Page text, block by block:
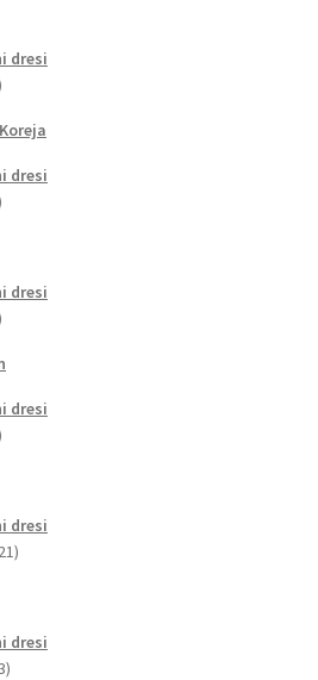
dresi
dresi
dresi
dresi
dresi
121
dresi
93